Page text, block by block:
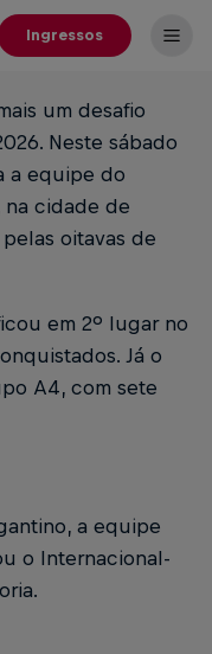
Ingressos
um desafio
Neste sábado
a equipe do
na cidade de
oitavas de
em 2º lugar no
Já o
A4, com sete
a equipe
o Internacional-